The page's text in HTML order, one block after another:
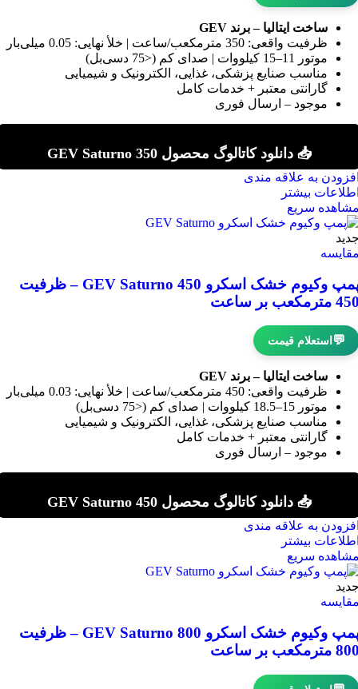
ساخت ایتالیا – برند GEV
ظرفیت واقعی: 350 مترمکعب/ساعت | خلأ نهایی: 0.05 میلی‌بار
موتور 11–15 کیلووات | صدای کم (<75 دسی‌بل)
مناسب صنایع پزشکی، غذایی، الکترونیک و شیمیایی
گارانتی معتبر + خدمات کامل
موجود – ارسال فوری
📥 دانلود کاتالوگ محصول GEV Saturno 350
به علاقه مندی
بیشتر
سریع
پمپ وکیوم خشک اسکرو GEV Saturno 450 – ظرفیت
مترمکعب بر ساعت
💬 استعلام قیمت
ساخت ایتالیا – برند GEV
ظرفیت واقعی: 450 مترمکعب/ساعت | خلأ نهایی: 0.03 میلی‌بار
موتور 15–18.5 کیلووات | صدای کم (<75 دسی‌بل)
مناسب صنایع پزشکی، غذایی، الکترونیک و شیمیایی
گارانتی معتبر + خدمات کامل
موجود – ارسال فوری
📥 دانلود کاتالوگ محصول GEV Saturno 450
به علاقه مندی
بیشتر
سریع
پمپ وکیوم خشک اسکرو GEV Saturno 800 – ظرفیت
مترمکعب بر ساعت